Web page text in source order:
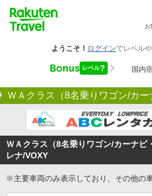
お
ＷＡクラス（8名乗りワゴン/カ
ＷＡクラス（8名乗りワゴン/カーナビ
レナ/VOXY
※主要車両のみ表示しており、その他の